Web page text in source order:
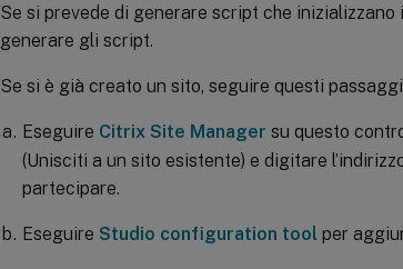
Se si prevede di generare script che
generare gli script.
Se si è già creato un sito, seguire questi
Eseguire Citrix Site Manager su questo
(Unisciti a un sito esistente) e digitare
partecipare.
Eseguire Studio configuration tool per